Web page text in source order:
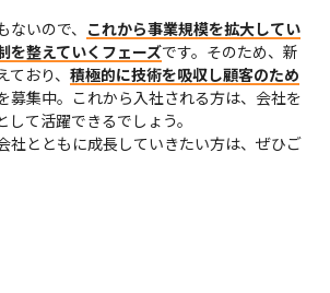
いので、 これから事業規模を拡大してい
を整えていくフェーズです。そのため、新
おり、 積極的に技術を吸収し顧客のため
募集中。これから入社される方は、会社を
て活躍できるでしょう。
社とともに成長していきたい方は、ぜひご